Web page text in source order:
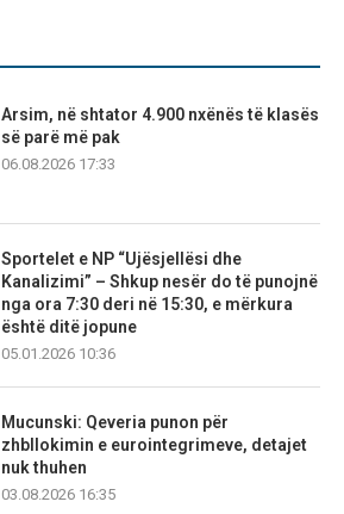
Arsim, në shtator 4.900 nxënës të klasës
së parë më pak
06.08.2026 17:33
Sportelet e NP “Ujësjellësi dhe
Kanalizimi” – Shkup nesër do të punojnë
nga ora 7:30 deri në 15:30, e mërkura
është ditë jopune
05.01.2026 10:36
Mucunski: Qeveria punon për
zhbllokimin e eurointegrimeve, detajet
nuk thuhen
03.08.2026 16:35